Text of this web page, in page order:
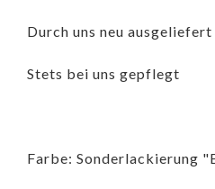
Durch uns neu ausgeliefert
Stets bei uns gepflegt
Farbe: Sonderlackierung